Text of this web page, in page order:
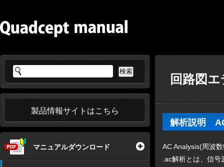
製品情報サイトはこちら
マニュアルダウンロード
回路図
解析説明
AC Analysis(周波
.ac解析とは、信